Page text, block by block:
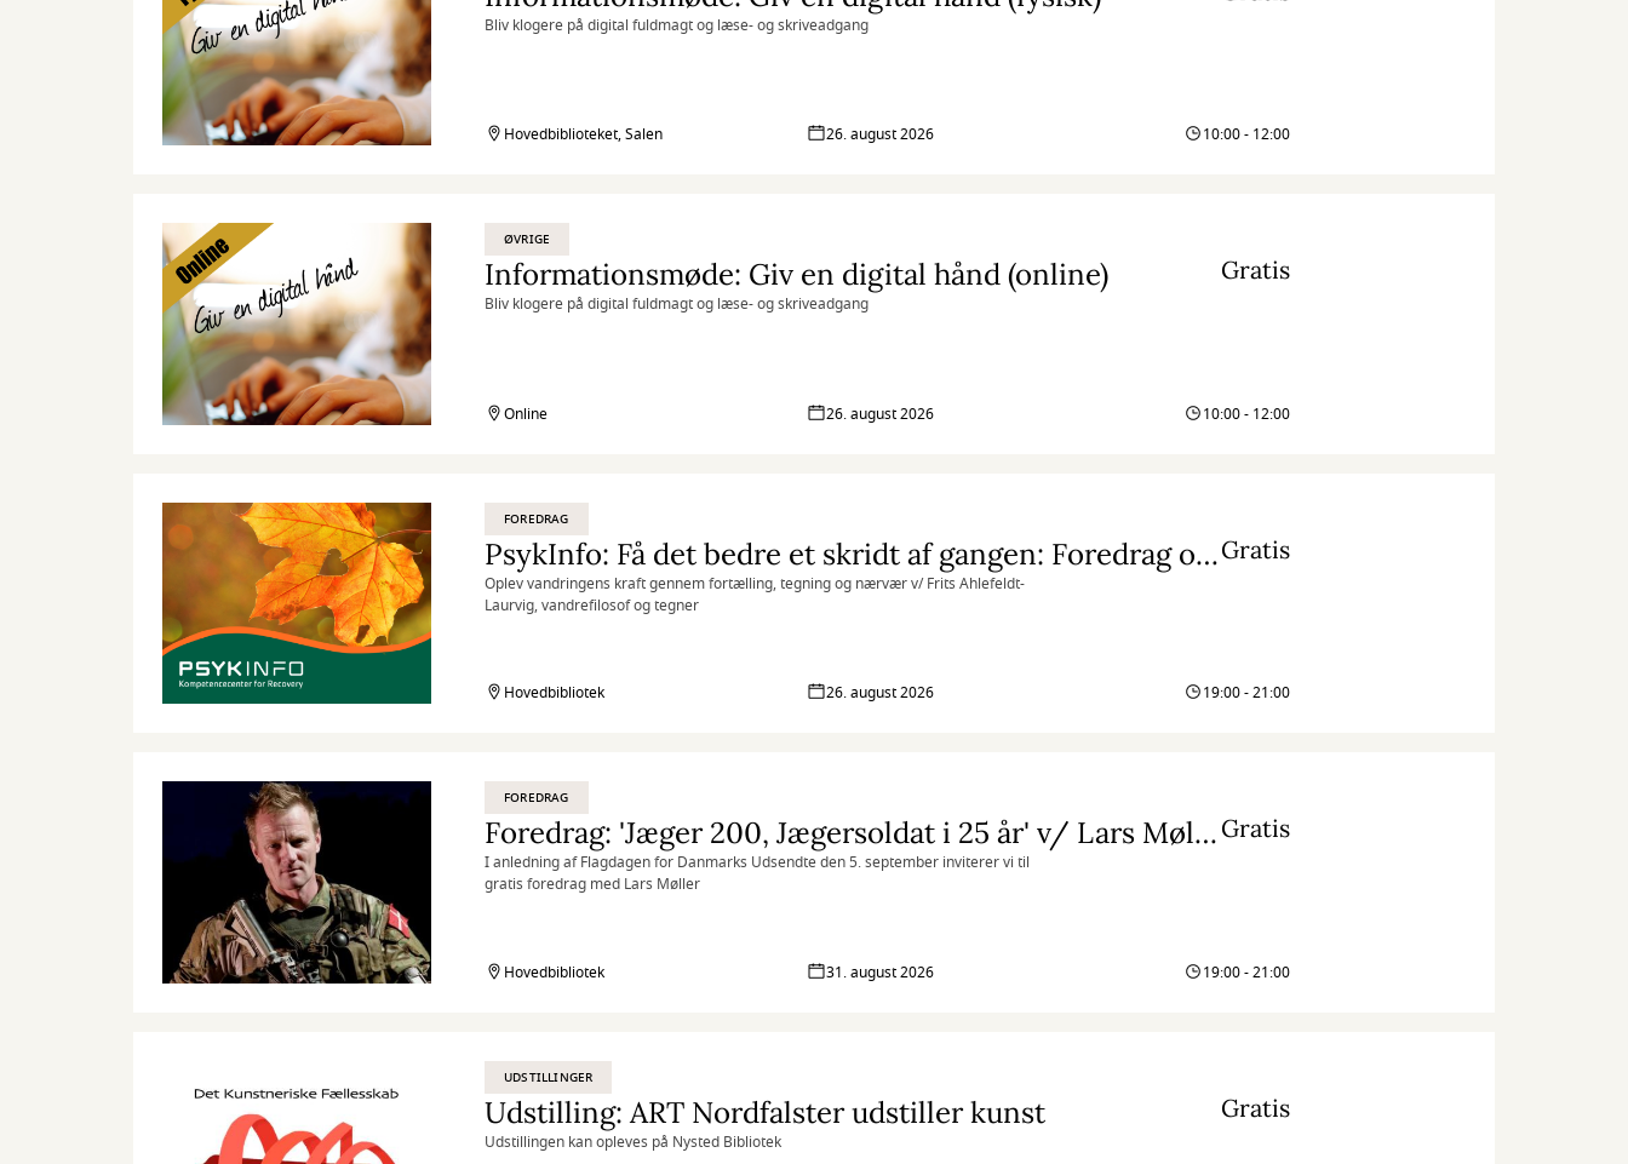
Bliv klogere på digital fuldmagt og læse- og skriveadgang
Hovedbiblioteket, Salen 26. august 2026 10:00 - 12:00
ØVRIGE
Informationsmøde: Giv en digital hånd (online)
Bliv klogere på digital fuldmagt og læse- og skriveadgang
Gratis
Online 26. august 2026 10:00 - 12:00
FOREDRAG
PsykInfo: Få det bedre et skridt af gangen: Foredrag om at vandre v/ Frits Ahlefeldt-Laurvig
Oplev vandringens kraft gennem fortælling, tegning og nærvær v/ Frits Ahlefeldt-
Laurvig, vandrefilosof og tegner
Gratis
Hovedbibliotek 26. august 2026 19:00 - 21:00
FOREDRAG
Foredrag: 'Jæger 200, Jægersoldat i 25 år' v/ Lars Møller
I anledning af Flagdagen for Danmarks Udsendte den 5. september inviterer vi til
gratis foredrag med Lars Møller
Gratis
Hovedbibliotek 31. august 2026 19:00 - 21:00
UDSTILLINGER
Udstilling: ART Nordfalster udstiller kunst
Udstillingen kan opleves på Nysted Bibliotek
Gratis